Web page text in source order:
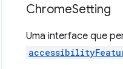
ChromeSetting
Uma interface que